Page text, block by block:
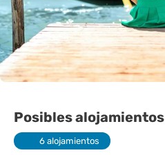
Posibles alojamientos
6 alojamientos